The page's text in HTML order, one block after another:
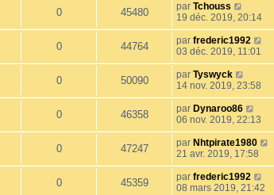
0 45480 par Tchouss
19 déc. 2019, 20:14
0 44764 par frederic1992
03 déc. 2019, 11:01
0 50090 par Tyswyck
14 nov. 2019, 23:58
0 46358 par Dynaroo86
06 nov. 2019, 22:13
0 47247 par Nhtpirate1980
21 avr. 2019, 17:58
0 45359 par frederic1992
08 mars 2019, 21:42